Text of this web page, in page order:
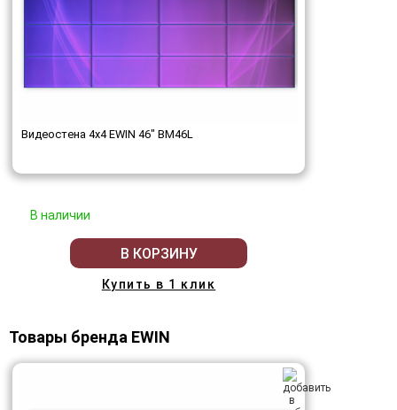
Видеостена 4x4 EWIN 46" BM46L
В наличии
В КОРЗИНУ
Купить в 1 клик
Товары бренда EWIN